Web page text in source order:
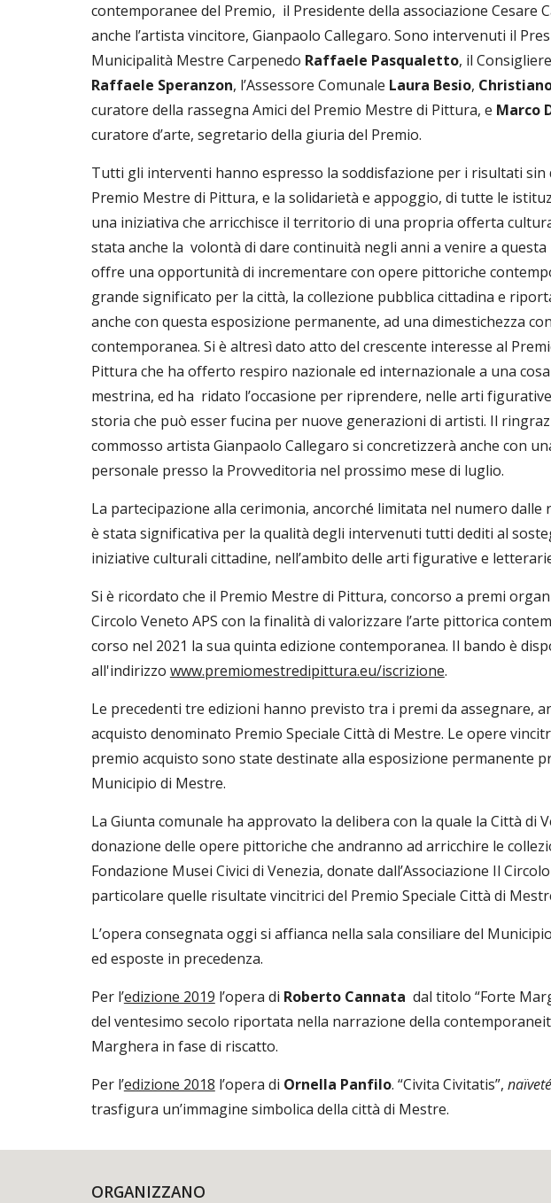
contemporanee del Premio,  il Presidente della associazione Cesare
anche l’artista vincitore, Gianpaolo Callegaro. Sono intervenuti il
Municipalità Mestre Carpenedo Raffaele Pasqualetto
Raffaele Speranzon, l’Assessore Comunale Laura Besio,
curatore della rassegna Amici del Premio Mestre di Pittura, e Marco
curatore d’arte, segretario della giuria del Premio.
Tutti gli interventi hanno espresso la soddisfazione per i risultati sin
Premio Mestre di Pittura, e la solidarietà e appoggio, di tutte le
una iniziativa che arricchisce il territorio di una propria offerta
stata anche la  volontà di dare continuità negli anni a venire a questa
offre una opportunità di incrementare con opere pittoriche
grande significato per la città, la collezione pubblica cittadina e
anche con questa esposizione permanente, ad una dimestichezza
contemporanea. Si è altresì dato atto del crescente interesse al
Pittura che ha offerto respiro nazionale ed internazionale a una
mestrina, ed ha  ridato l’occasione per riprendere, nelle arti
storia che può esser fucina per nuove generazioni di artisti. Il
commosso artista Gianpaolo Callegaro si concretizzerà anche con
personale presso la Provveditoria nel prossimo mese di luglio.
La partecipazione alla cerimonia, ancorché limitata nel numero dalle
è stata significativa per la qualità degli intervenuti tutti dediti al
iniziative culturali cittadine, nell’ambito delle arti figurative e
Si è ricordato che il Premio Mestre di Pittura, concorso a premi
Circolo Veneto APS con la finalità di valorizzare l’arte pittorica
corso nel 2021 la sua quinta edizione contemporanea. Il bando è
all'indirizzo www.premiomestredipittura.eu/iscrizione.
Le precedenti tre edizioni hanno previsto tra i premi da assegnare,
acquisto denominato Premio Speciale Città di Mestre. Le opere
premio acquisto sono state destinate alla esposizione permanente
Municipio di Mestre.
La Giunta comunale ha approvato la delibera con la quale la Città di
donazione delle opere pittoriche che andranno ad arricchire le
Fondazione Musei Civici di Venezia, donate dall’Associazione Il
particolare quelle risultate vincitrici del Premio Speciale Città di
L’opera consegnata oggi si affianca nella sala consiliare del
ed esposte in precedenza.
Per l’edizione 2019 l’opera di Roberto Cannata
dal titolo “Forte
del ventesimo secolo riportata nella narrazione della
Marghera in fase di riscatto.
Per l’edizione 2018 l’opera di Ornella Panfilo. “Civita Civitatis”, naïveté
trasfigura un’immagine simbolica della città di Mestre.
ORGANIZZANO